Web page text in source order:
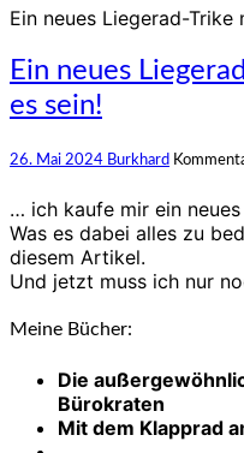
Ein neues Liegerad-
Ein neues
es sein!
26. Mai 2024 Burkhard
… ich kaufe mir ein
Was es dabei alles zu
diesem Artikel.
Und jetzt muss ich nur
Meine Bücher:
Die
Bürokraten
Mit dem Klapprad